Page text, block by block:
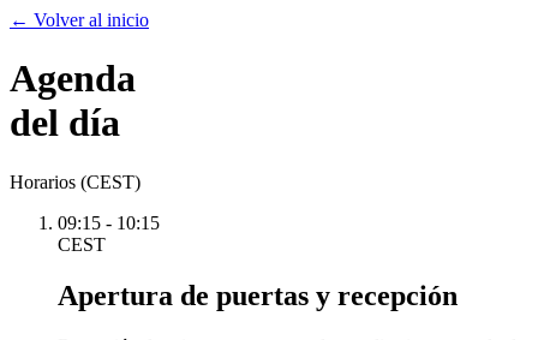
← Volver al inicio
Agenda
del día
Horarios (CEST)
09:15 - 10:15
CEST
Apertura de puertas y recepción